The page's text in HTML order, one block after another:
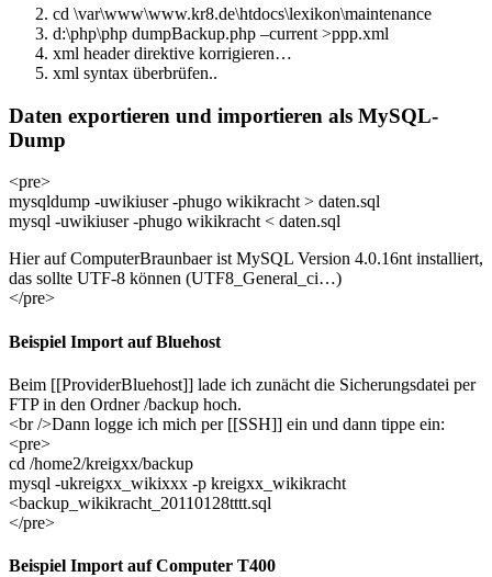
cd \var\www\www.kr8.de\htdocs\lexikon\maintenance
d:\php\php dumpBackup.php –current >ppp.xml
xml header direktive korrigieren…
xml syntax überbrüfen..
Daten exportieren und importieren als MySQL-
Dump
<pre>
mysqldump -uwikiuser -phugo wikikracht > daten.sql
mysql -uwikiuser -phugo wikikracht < daten.sql
Hier auf ComputerBraunbaer ist MySQL Version 4.0.16nt installiert,
das sollte UTF-8 können (UTF8_General_ci…)
</pre>
Beispiel Import auf Bluehost
Beim [[ProviderBluehost]] lade ich zunächt die Sicherungsdatei per
FTP in den Ordner /backup hoch.
<br />Dann logge ich mich per [[SSH]] ein und dann tippe ein:
<pre>
cd /home2/kreigxx/backup
mysql -ukreigxx_wikixxx -p kreigxx_wikikracht
<backup_wikikracht_20110128tttt.sql
</pre>
Beispiel Import auf Computer T400